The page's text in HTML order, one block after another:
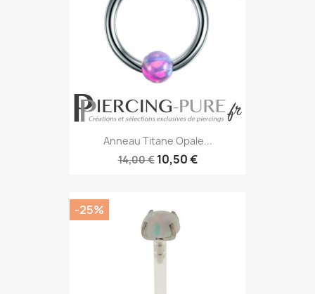
Anneau Titane Opale...
14,00 € 10,50 €
-25%